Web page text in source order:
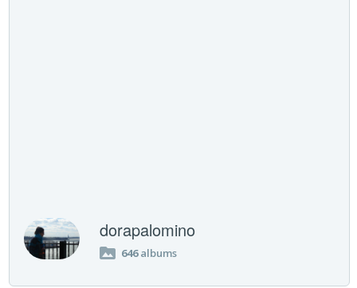
dorapalomino
646albums